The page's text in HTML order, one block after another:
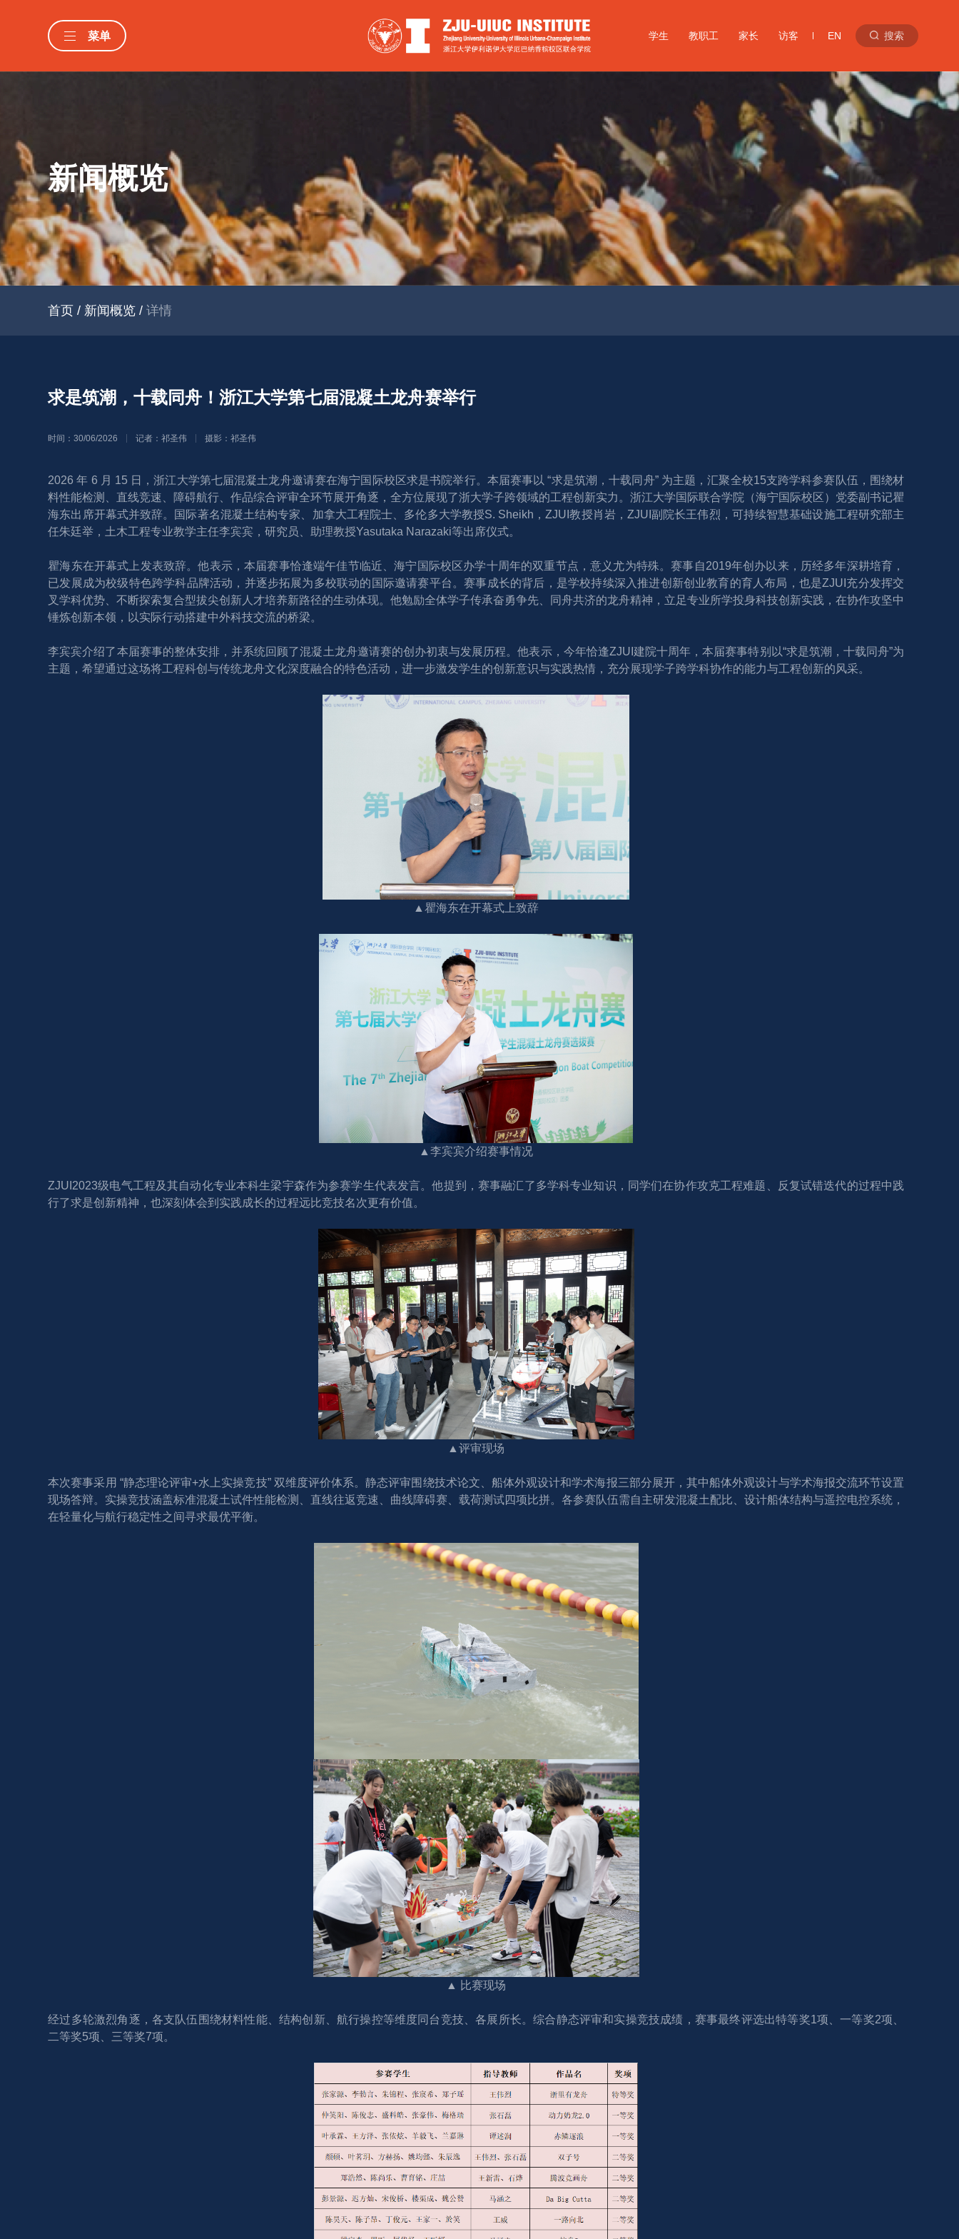
菜单 学生 教职工 家长 访客 EN 搜索
新闻概览
首页 / 新闻概览 / 详情
求是筑潮，十载同舟！浙江大学第七届混凝土龙舟赛举行
时间：30/06/2026 记者：祁圣伟 摄影：祁圣伟
2026 年 6 月 15 日，浙江大学第七届混凝土龙舟邀请赛在海宁国际校区求是书院举行。本届赛事以 “求是筑潮，十载同舟” 为主题，汇聚全校15支跨学科参赛队伍，围绕材
料性能检测、直线竞速、障碍航行、作品综合评审全环节展开角逐，全方位展现了浙大学子跨领域的工程创新实力。浙江大学国际联合学院（海宁国际校区）党委副书记瞿
海东出席开幕式并致辞。国际著名混凝土结构专家、加拿大工程院士、多伦多大学教授S. Sheikh，ZJUI教授肖岩，ZJUI副院长王伟烈，可持续智慧基础设施工程研究部主
任朱廷举，土木工程专业教学主任李宾宾，研究员、助理教授Yasutaka Narazaki等出席仪式。
瞿海东在开幕式上发表致辞。他表示，本届赛事恰逢端午佳节临近、海宁国际校区办学十周年的双重节点，意义尤为特殊。赛事自2019年创办以来，历经多年深耕培育，
已发展成为校级特色跨学科品牌活动，并逐步拓展为多校联动的国际邀请赛平台。赛事成长的背后，是学校持续深入推进创新创业教育的育人布局，也是ZJUI充分发挥交
叉学科优势、不断探索复合型拔尖创新人才培养新路径的生动体现。他勉励全体学子传承奋勇争先、同舟共济的龙舟精神，立足专业所学投身科技创新实践，在协作攻坚中
锤炼创新本领，以实际行动搭建中外科技交流的桥梁。
李宾宾介绍了本届赛事的整体安排，并系统回顾了混凝土龙舟邀请赛的创办初衷与发展历程。他表示，今年恰逢ZJUI建院十周年，本届赛事特别以“求是筑潮，十载同舟”为
主题，希望通过这场将工程科创与传统龙舟文化深度融合的特色活动，进一步激发学生的创新意识与实践热情，充分展现学子跨学科协作的能力与工程创新的风采。
▲瞿海东在开幕式上致辞
▲李宾宾介绍赛事情况
ZJUI2023级电气工程及其自动化专业本科生梁宇森作为参赛学生代表发言。他提到，赛事融汇了多学科专业知识，同学们在协作攻克工程难题、反复试错迭代的过程中践
行了求是创新精神，也深刻体会到实践成长的过程远比竞技名次更有价值。
▲评审现场
本次赛事采用 “静态理论评审+水上实操竞技” 双维度评价体系。静态评审围绕技术论文、船体外观设计和学术海报三部分展开，其中船体外观设计与学术海报交流环节设置
现场答辩。实操竞技涵盖标准混凝土试件性能检测、直线往返竞速、曲线障碍赛、载荷测试四项比拼。各参赛队伍需自主研发混凝土配比、设计船体结构与遥控电控系统，
在轻量化与航行稳定性之间寻求最优平衡。
▲ 比赛现场
经过多轮激烈角逐，各支队伍围绕材料性能、结构创新、航行操控等维度同台竞技、各展所长。综合静态评审和实操竞技成绩，赛事最终评选出特等奖1项、一等奖2项、
二等奖5项、三等奖7项。